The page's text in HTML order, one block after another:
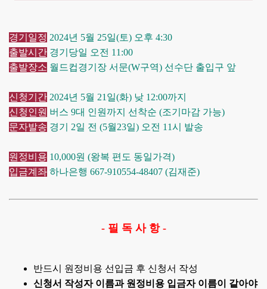
경기일정 2024년 5월 25일(토) 오후 4:30
출발시간 경기당일 오전 11:00
출발장소 월드컵경기장 서문(W구역) 선수단 출입구 앞
신청기간 2024년 5월 21일(화) 낮 12:00까지
신청인원 버스 9대 인원까지 선착순 (조기마감 가능)
문자발송 경기 2일 전 (5월23일) 오전 11시 발송
원정비용 10,000원 (왕복 편도 동일가격)
입금계좌 하나은행 667-910554-48407 (김재준)
- 필 독 사 항 -
반드시 원정비용 선입금 후 신청서 작성
신청서 작성자 이름과 원정비용 입금자 이름이 같아야